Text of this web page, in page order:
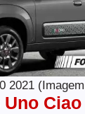
2021
Ciao